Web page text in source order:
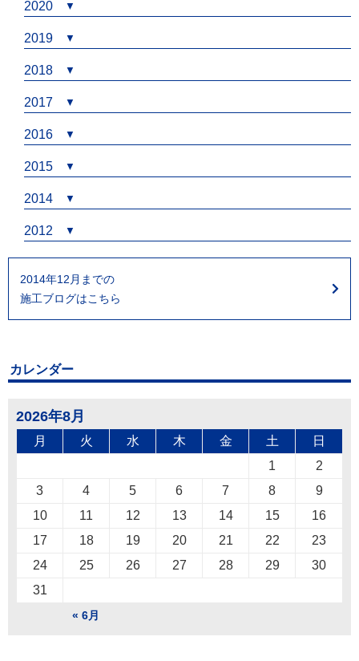
2020
2019
2018
2017
2016
2015
2014
2012
2014年12月までの
施工ブログはこちら
カレンダー
2026年8月
月 火 水 木 金 土 日
« 6月
1
2
3
4 5 6 7 8
9
10
11 12 13 14 15
16
17
18 19 20 21 22
23
24
25 26 27 28 29
30
31